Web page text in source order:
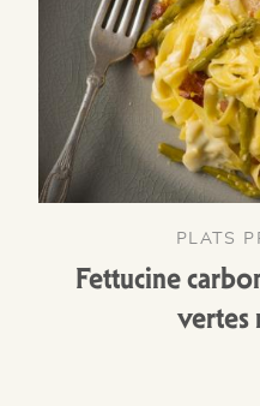
PLATS
Fettucine
vertes